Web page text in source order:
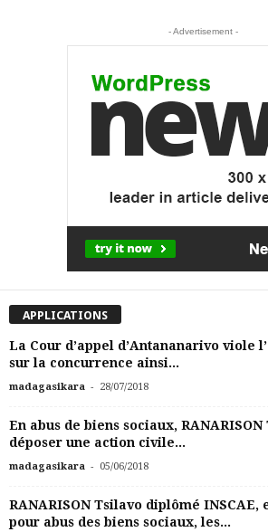
- Advertisement -
APPLICATIONS
La Cour d’appel d’Antananarivo viole
sur la concurrence ainsi...
madagasikara - 28/07/2018
En abus de biens sociaux,
déposer une action civile...
madagasikara - 05/06/2018
RANARISON Tsilavo diplômé INSCAE,
pour abus des biens sociaux, les...